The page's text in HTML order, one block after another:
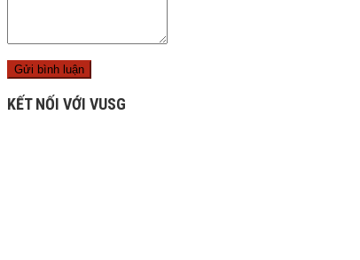
KẾT NỐI VỚI VUSG